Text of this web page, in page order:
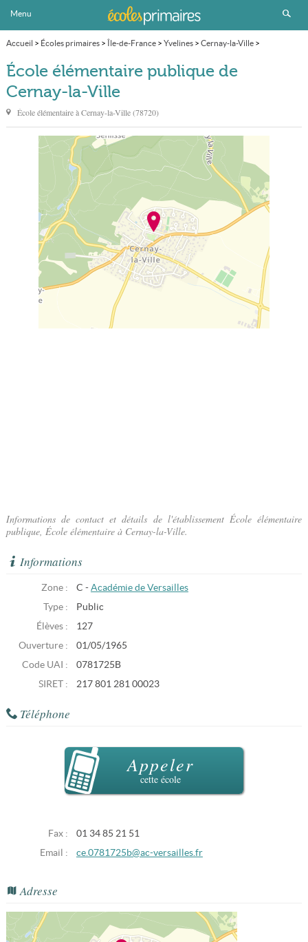
Menu
Accueil > Écoles primaires> Île-de-France> Yvelines> Cernay-la-Ville>
École élémentaire publique
École élémentaire publique de
Cernay-la-Ville
École élémentaire àCernay-la-Ville(78720)
Informations de contact et détails de l'établissement École élémentaire
publique, École élémentaire à Cernay-la-Ville.
Informations
Zone : C - Académie de Versailles
Type :
Public
Élèves :
127
Ouverture :
01/05/1965
Code UAI :
0781725B
SIRET :
217 801 281 00023
Téléphone
Appeler
cette école
Fax :
01 34 85 21 51
Email :
ce.0781725b@ac-versailles.fr
Adresse